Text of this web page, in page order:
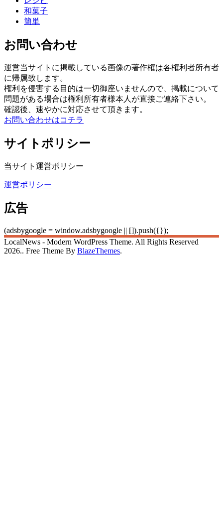
和菓子
簡単
お問い合わせ
運営当サイトに掲載している画像の著作権は各権利者所有者
に帰属致します。
権利を侵害する目的は一切御座いませんので、掲載について
問題がある場合は権利所有者様本人が直接ご連絡下さい。
確認後、速やかに対応させて頂きます。
お問い合わせはコチラ
サイトポリシー
当サイト運営ポリシー
運営ポリシー
広告
(adsbygoogle = window.adsbygoogle || []).push({});
LocalNews - Modern WordPress Theme. All Rights Reserved
2026.. Free Theme By BlazeThemes.